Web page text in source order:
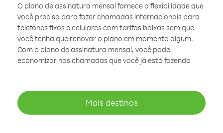
O plano de assinatura mensal fornece a flexibilidade que
você precisa para fazer chamadas internacionais para
telefones fixos e celulares com tarifas baixas sem que
você tenha que renovar o plano em momento algum.
Com o plano de assinatura mensal, você pode
economizar nas chamadas que você já está fazendo
Mais destinos